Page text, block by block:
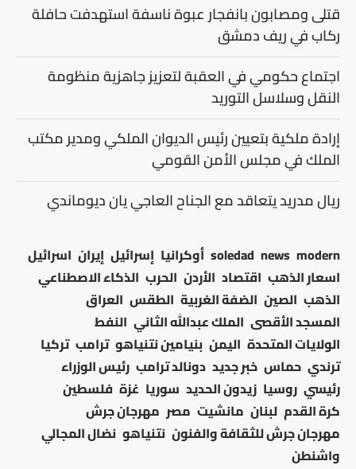
قتلى ومصابون بانفجار عبوة ناسفة استهدفت حافلة
ركاب في ريف دمشق
اجتماع حكومي في العقبة لتعزيز جاهزية منظومة
النقل وسلاسل التوريد
إرادة ملكية بتعيين رئيس الديوان الملكي ومدير مكتب
الملك في مجلس الأمن القومي
ريال مدريد يتعاقد مع الجناح العاجي يان ديوماندي
modern
news
soledad أوكرانيا إسرائيل إيران اسرائيل
اسعار الذهب اقتصاد الأردن الحرب الذكاء الاصطناعي
الذهب الصين الضفة الغربية الطقس العراق
المسجد الأقصى الملك عبدالله الثاني النفط
الولايات المتحدة اليمن بنيامين نتنياهو ترامب تركيا
ترندي حماس خبر جديد دونالد ترامب رئيس الوزراء
رئيسي روسيا زيدون الحديد سوريا غزة فلسطين
كرة القدم لبنان مانشيت مصر مهرجان جرش
مهرجان جرش للثقافة والفنون نتنياهو نضال المجالي
واشنطن